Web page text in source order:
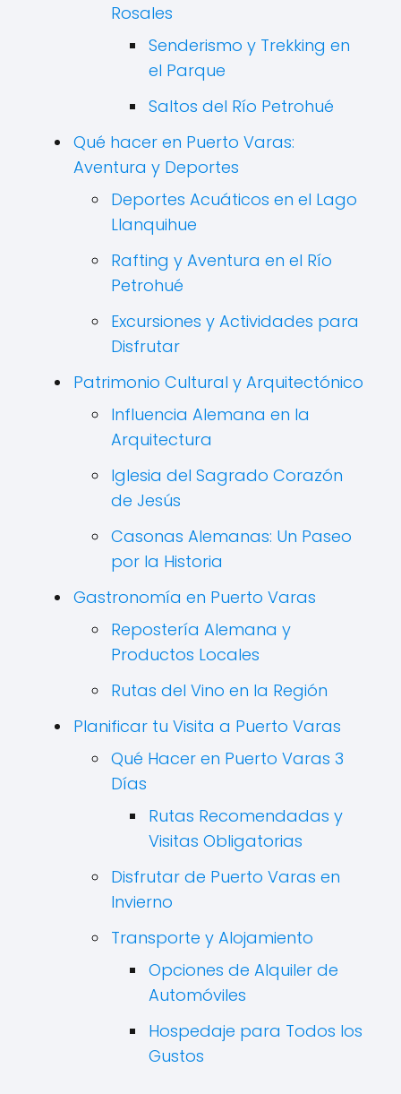
Rosales
Senderismo y Trekking en
el Parque
Saltos del Río Petrohué
Qué hacer en Puerto Varas:
Aventura y Deportes
Deportes Acuáticos en el Lago
Llanquihue
Rafting y Aventura en el Río
Petrohué
Excursiones y Actividades para
Disfrutar
Patrimonio Cultural y Arquitectónico
Influencia Alemana en la
Arquitectura
Iglesia del Sagrado Corazón
de Jesús
Casonas Alemanas: Un Paseo
por la Historia
Gastronomía en Puerto Varas
Repostería Alemana y
Productos Locales
Rutas del Vino en la Región
Planificar tu Visita a Puerto Varas
Qué Hacer en Puerto Varas 3
Días
Rutas Recomendadas y
Visitas Obligatorias
Disfrutar de Puerto Varas en
Invierno
Transporte y Alojamiento
Opciones de Alquiler de
Automóviles
Hospedaje para Todos los
Gustos